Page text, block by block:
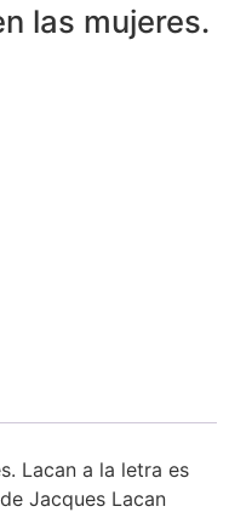
las mujeres.
Lacan a la letra es
Jacques Lacan